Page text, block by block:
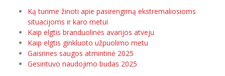
MRU merginų choras
Vilniaus Karaliaus Sedžiongo institutas
Frankofoniškų šalių studijų centras
Doktorantūra
Projektai
Akademinė leidyba
Darbas MRU
Universiteto simbolika
Atributika
Magistrantūros studijos
Vadovų MBA
Švietimo ir kultūros vadovų MPA
Teisės LL.M.
Papildomosios studijos
Biblioteka
Tarptautiškumas
Ką turime žinoti apie pasirengimą ekstremaliosioms
situacijoms ir karo metui
Kaip elgtis branduolinės avarijos atveju
Kaip elgtis ginkluoto užpuolimo metu
Gaisrines saugos atmintinė 2025
Gesintuvo naudojimo budas 2025